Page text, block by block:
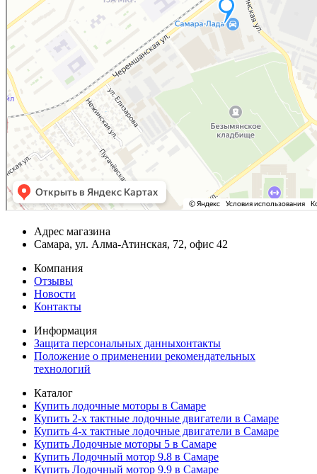
Адрес магазина
Самара, ул. Алма-Атинская, 72, офис 42
Компания
Отзывы
Новости
Контакты
Информация
Защита персональных данныхонтакты
Положение о применении рекомендательных
технологий
Каталог
Купить лодочные моторы в Самаре
Купить 2-х тактные лодочные двигатели в Самаре
Купить 4-х тактные лодочные двигатели в Самаре
Купить Лодочные моторы 5 в Самаре
Купить Лодочный мотор 9.8 в Самаре
Купить Лодочный мотор 9.9 в Самаре